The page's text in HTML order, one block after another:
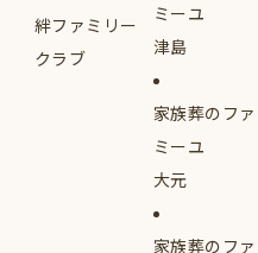
絆ファミリー
クラブ
ミーユ
津島
家族葬のファ
ミーユ
大元
家族葬のファ